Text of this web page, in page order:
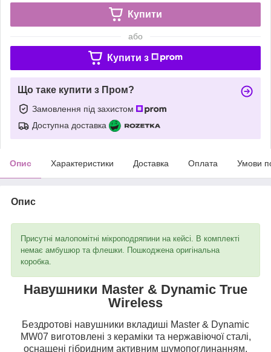
Купити
або
Купити з
Що таке купити з Пром?
Замовлення під захистом
Доступна доставка
Опис Характеристики Доставка Оплата Умови
Опис
Присутні малопомітні мікроподряпини на кейсі. В комплекті
немає амбушюр та флешки. Пошкоджена оригінальна
коробка.
Навушники Master & Dynamic True
Wireless
Бездротові навушники вкладиші Master & Dynamic
MW07 виготовлені з кераміки та нержавіючої сталі,
оснащені гібридним активним шумопоглинанням,